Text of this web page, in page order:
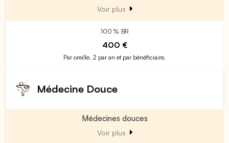
Voir plus
100 % BR
400 €
Par oreille. 2 par an et par bénéficiaire.
Médecine Douce
Médecines douces
Voir plus